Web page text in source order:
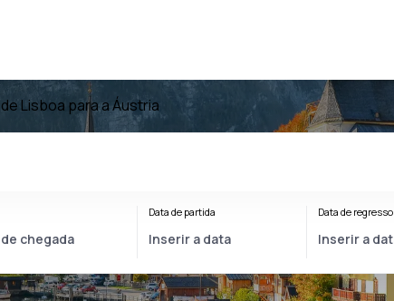
Lisboa para a Áustria
Data de partida Data de regresso